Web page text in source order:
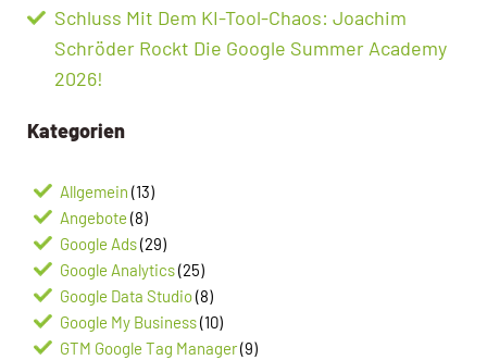
Schluss Mit Dem KI-Tool-Chaos: Joachim
Schröder Rockt Die Google Summer Academy
2026!
Kategorien
Allgemein (13)
Angebote (8)
Google Ads(29)
Google Analytics(25)
Google Data Studio(8)
Google My Business(10)
GTM Google Tag Manager(9)